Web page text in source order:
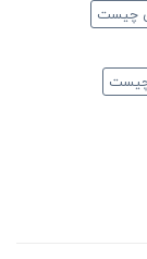
چیست